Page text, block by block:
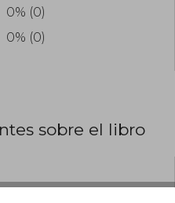
0% (0)
0% (0)
sobre el libro